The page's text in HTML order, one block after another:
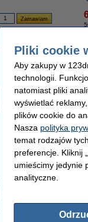
do laptopa Asus
powiększ
Pliki cookie
Aby zakupy w
technologii.
natomiast pliki
wyświetlać
plików cookie do
Nasza polityka
temat rodzajów
preferencje. Kliknij
umieścimy jedynie
analityczne.